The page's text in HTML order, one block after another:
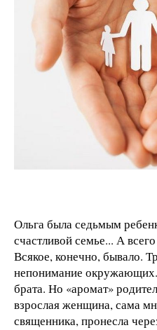
Ольга была седьмым
счастливой семье... А
Всякое, конечно, бывало.
непонимание
брата. Но «аромат»
взрослая женщина, сама
священника, пронесла